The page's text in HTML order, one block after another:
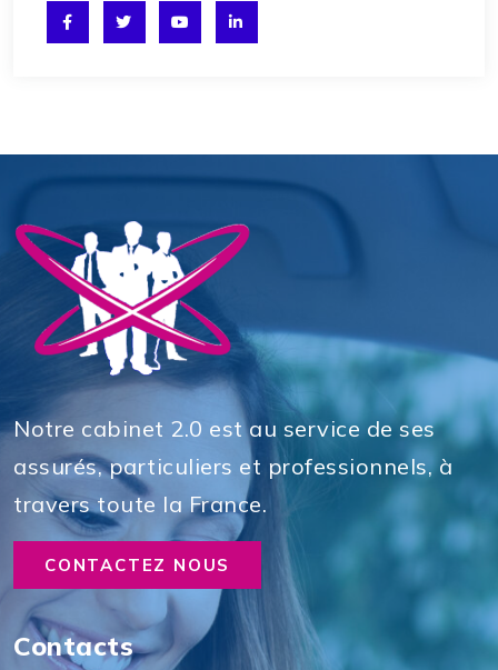
Notre cabinet 2.0 est au service de ses
assurés, particuliers et professionnels, à
travers toute la France.
CONTACTEZ NOUS
Contacts